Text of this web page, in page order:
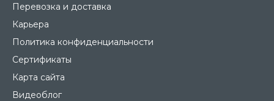
Перевозка и доставка
Карьера
Политика конфиденциальности
Сертификаты
Карта сайта
Видеоблог